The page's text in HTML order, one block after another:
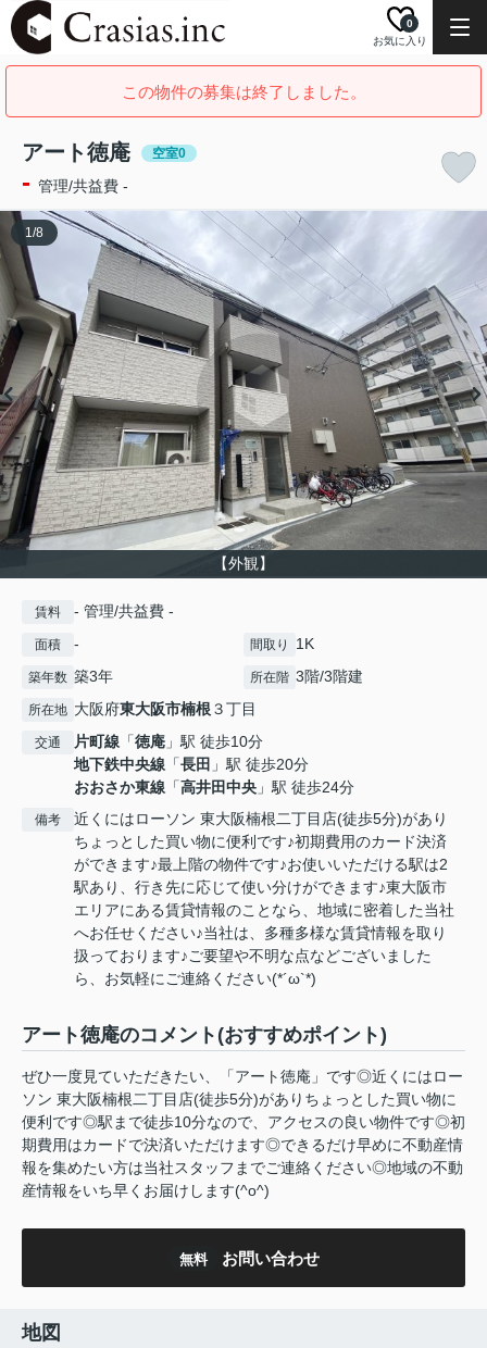
お気に入り
0
この物件の募集は終了しました。
アート徳庵 空室0
- 管理/共益費 -
【外観】
1/8
賃料 - 管理/共益費 -
面積 - 間取り 1K
築年数 築3年 所在階 3階/3階建
所在地 大阪府東大阪市楠根３丁目
交通 片町線 「徳庵 」駅 徒歩10分
地下鉄中央線 「長田 」駅 徒歩20分
おおさか東線 「高井田中央 」駅 徒歩24分
備考
近くにはローソン 東大阪楠根二丁目店(徒歩5分)があり
ちょっとした買い物に便利です♪初期費用のカード決済
ができます♪最上階の物件です♪お使いいただける駅は2
駅あり、行き先に応じて使い分けができます♪東大阪市
エリアにある賃貸情報のことなら、地域に密着した当社
へお任せください♪当社は、多種多様な賃貸情報を取り
扱っております♪ご要望や不明な点などございました
ら、お気軽にご連絡ください(*´ω`*)
アート徳庵のコメント(おすすめポイント)
ぜひ一度見ていただきたい、「アート徳庵」です◎近くにはロー
ソン 東大阪楠根二丁目店(徒歩5分)がありちょっとした買い物に
便利です◎駅まで徒歩10分なので、アクセスの良い物件です◎初
期費用はカードで決済いただけます◎できるだけ早めに不動産情
報を集めたい方は当社スタッフまでご連絡ください◎地域の不動
産情報をいち早くお届けします(^o^)
無料 お問い合わせ
地図